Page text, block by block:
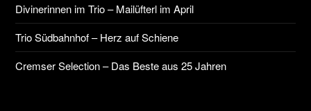
Divinerinnen im Trio – Mailüfterl im April
Trio Südbahnhof – Herz auf Schiene
Cremser Selection – Das Beste aus 25 Jahren